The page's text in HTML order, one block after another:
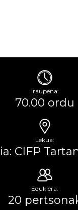
Iraupena:
70.00 ordu
Lekua:
CIFP
Edukiera:
20